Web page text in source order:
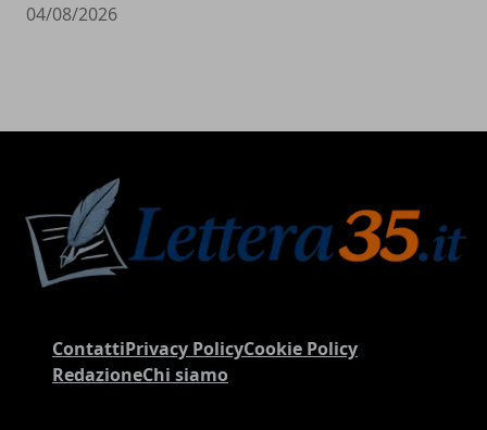
04/08/2026
ContattiPrivacy PolicyCookie Policy
RedazioneChi siamo